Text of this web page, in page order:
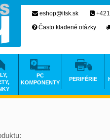
eshop@itsk.sk
Často kladené otázky
PC
KOMPONENTY
PERIFÉRIE